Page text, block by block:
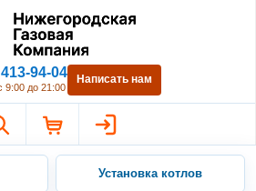
Нижегородская Газовая
94-04
9:00 до 21:00
Написать нам
Установка котлов